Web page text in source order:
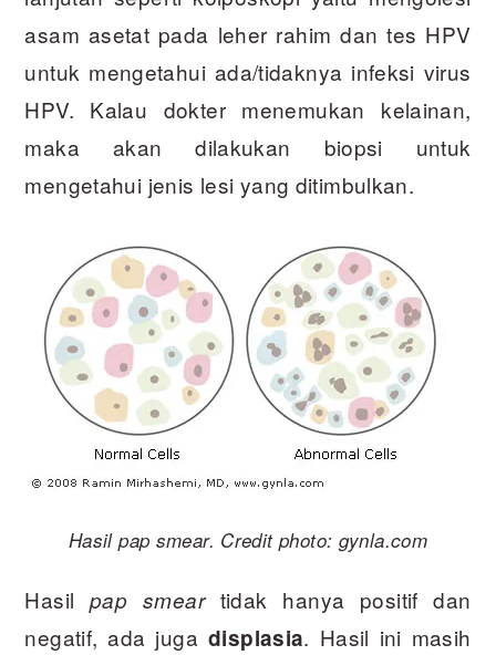
asam asetat pada leher rahim dan tes HPV
untuk mengetahui ada/tidaknya infeksi virus
HPV. Kalau dokter menemukan kelainan,
maka akan dilakukan biopsi untuk
mengetahui jenis lesi yang ditimbulkan.
Hasil pap smear. Credit photo: gynla.com
Hasilpap smeartidak hanya positif dan
negatif, ada juga displasia. Hasil ini masih